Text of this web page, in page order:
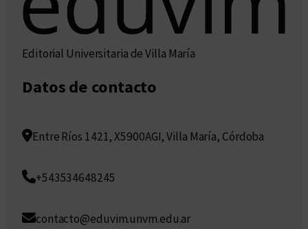
Editorial Universitaria de Villa María
Datos de contacto
Entre Ríos 1421, X5900AGI, Villa María, Córdoba
+543534648245
contacto@eduvim.unvm.edu.ar